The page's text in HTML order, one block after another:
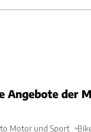
Angebote der
Motor und Sport